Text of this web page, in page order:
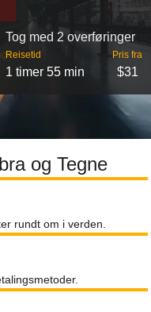
Tog med 2 overføringer
Reisetid
1 timer 55 min
Pris fra
$31
og Tegne
rundt om i verden.